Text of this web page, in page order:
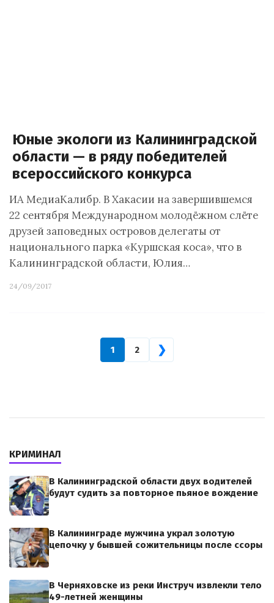
Юные экологи из Калининградской
области — в ряду победителей
всероссийского конкурса
ИА МедиаКалибр. В Хакасии на завершившемся
22 сентября Международном молодёжном слёте
друзей заповедных островов делегаты от
национального парка «Куршская коса», что в
Калининградской области, Юлия…
24/09/2017
1 2 ❯
КРИМИНАЛ
В Калининградской области двух водителей
будут судить за повторное пьяное вождение
В Калининграде мужчина украл золотую
цепочку у бывшей сожительницы после ссоры
В Черняховске из реки Инструч извлекли тело
49-летней женщины